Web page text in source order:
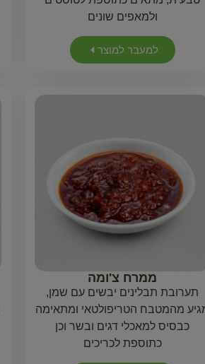
ולמאפים שונים
למעבר למוצר
ממרח צ'ומה
תערובת תבלינים יבשים עם שמן,
מהמטבח הטריפולטאי ומתאימה
כבסיס למאכלי דגים ובשר וכן
כתוספת לכריכים